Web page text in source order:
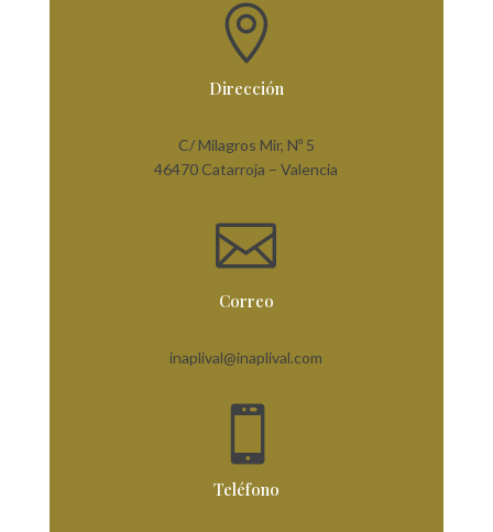

Dirección
C/ Milagros Mir, Nº 5
46470 Catarroja – Valencia

Correo
inaplival@inaplival.com

Teléfono